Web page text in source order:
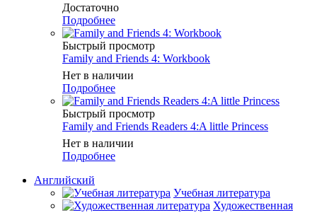
Достаточно
Подробнее
Быстрый просмотр
Family and Friends 4: Workbook
Нет в наличии
Подробнее
Быстрый просмотр
Family and Friends Readers 4:A little Princess
Нет в наличии
Подробнее
Английский
Учебная литература
Художественная